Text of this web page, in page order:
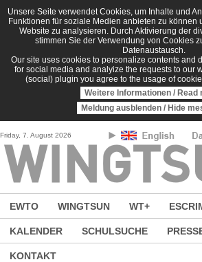
Direkt zum Inhalt
Unsere Seite verwendet Cookies, um Inhalte und
Funktionen für soziale Medien anbieten zu können
Website zu analysieren. Durch Aktivierung der
stimmen Sie der Verwendung von Cookies
Datenaustausch.
Our site uses cookies to personalize contents and
for social media and analyize the requests to our
(social) plugin you agree to the usage of
Weitere Informationen / Read
Meldung ausblenden / Hide
Friday, 7. August 2026
EWTO WINGTSUN WT+
KALENDER SCHULSUCHE
KONTAKT